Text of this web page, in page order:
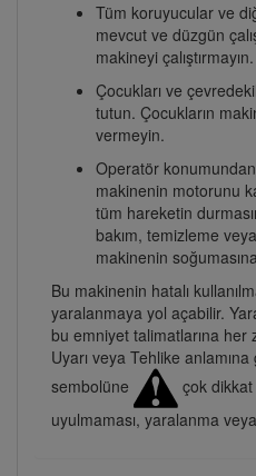
Tüm koruyucular ve
mevcut ve düzgün
makineyi çalıştırmayın.
Çocukları ve
tutun. Çocukların
vermeyin.
Operatör
makinenin motorunu
tüm hareketin
bakım, temizleme
makinenin
Bu makinenin hatalı
yaralanmaya yol açabilir.
bu emniyet talimatlarına her
Uyarı veya Tehlike anlamına
sembolüne
çok
uyulmaması, yaralanma